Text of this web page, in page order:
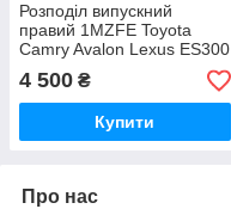
Розподіл випускний
правий 1MZFE Toyota
Camry Avalon Lexus ES300
3.0i 1350220010
4 500 ₴
Купити
Про нас